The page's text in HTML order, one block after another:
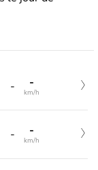
- -
km/h
- -
km/h